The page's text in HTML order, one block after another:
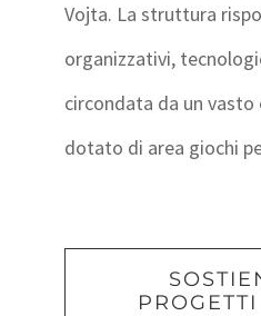
Vojta. La struttura
organizzativi,
circondata da un
dotato di area giochi